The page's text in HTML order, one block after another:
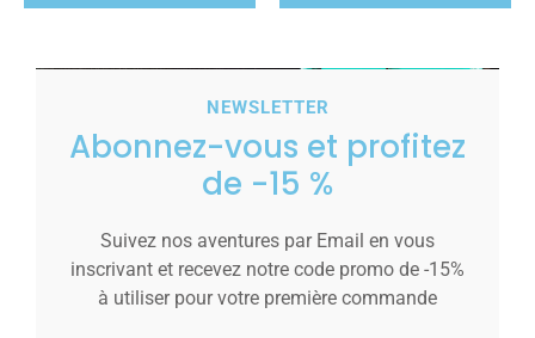
NEWSLETTER
Abonnez-vous et profitez
de -15 %
Suivez nos aventures par Email en vous
inscrivant et recevez notre code promo de -15%
à utiliser pour votre première commande